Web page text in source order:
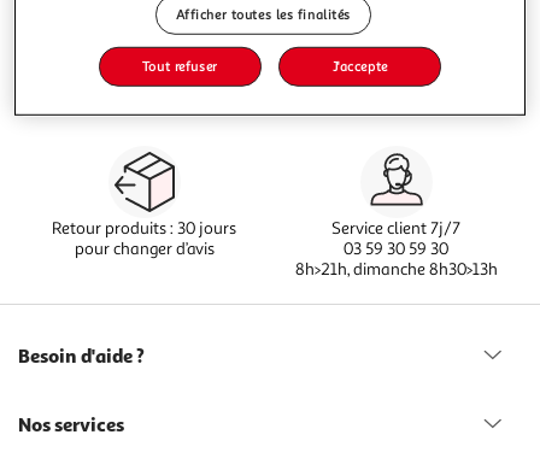
Vos courses à domicile, en
drive ou click & collect
Paiement sécurisé en ligne
ou au retrait
Retour produits : 30 jours
pour changer d’avis
Service client 7j/7
03 59 30 59 30
8h>21h, dimanche 8h30>13h
Besoin d'aide ?
Nos services
Afficher toutes les finalités
Tout refuser J'accepte